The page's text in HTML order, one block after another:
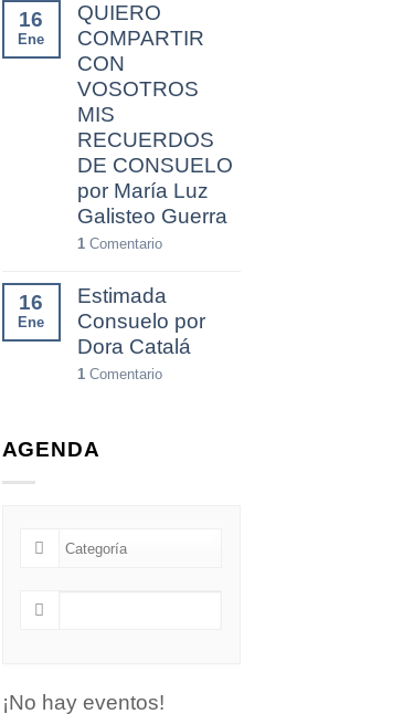
16
Ene
QUIERO
COMPARTIR
CON
VOSOTROS
MIS
RECUERDOS
DE CONSUELO
por María Luz
Galisteo Guerra
1Comentario
16
Ene
Estimada
Consuelo por
Dora Catalá
1Comentario
AGENDA
¡No hay eventos!